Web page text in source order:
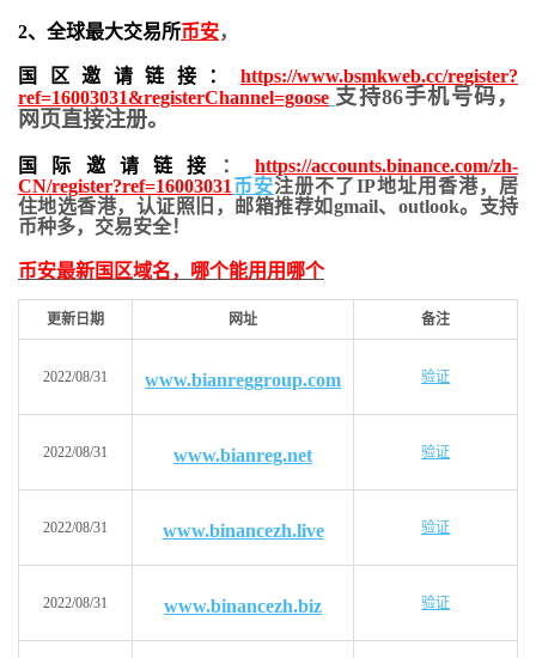
2、全球最大交易所币安，
国区邀请链接： https://www.bsmkweb.cc/register?
ref=16003031&registerChannel=goose 支持86手机号码，
网页直接注册。
国际邀请链接 ：https://accounts.binance.com/zh-
CN/register?ref=16003031 币安注册不了IP地址用香港，居
住地选香港，认证照旧， 邮箱推荐如gmail、outlook。支持
币种多，交易安全！
币安最新国区域名，哪个能用用哪个
更新日期 网址 备注
2022/08/31 www.bianreggroup.com 验证
2022/08/31 www.bianreg.net 验证
2022/08/31 www.binancezh.live 验证
2022/08/31 www.binancezh.biz 验证